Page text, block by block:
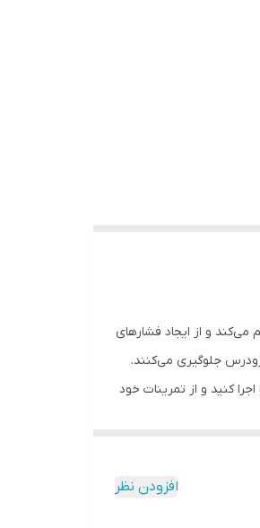
می‌کند و از ایجاد فشارهای
جلوگیری می‌کنند.
کنید و از تمرینات خود
در بازار و مناسب جهت
افزودن نظر